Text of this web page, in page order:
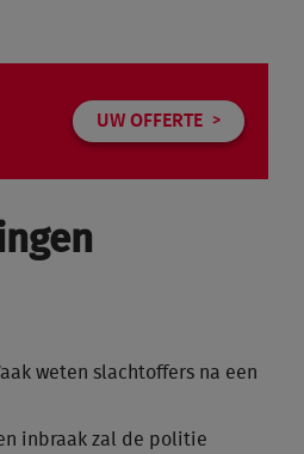
UW OFFERTE
weten slachtoffers na een
inbraak zal de politie